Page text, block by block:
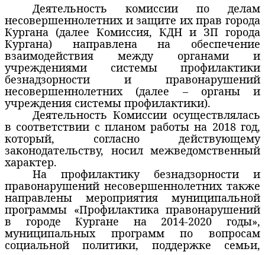
Деятельность комиссии по делам
несовершеннолетних и защите их прав города
Кургана (далее Комиссия, КДН и ЗП города
Кургана) направлена на обеспечение
взаимодействия между органами и
учреждениями системы профилактики
безнадзорности и правонарушений
несовершеннолетних (далее – органы и
учреждения системы профилактики).
Деятельность Комиссии осуществлялась
в соответствии с планом работы на 2018 год,
который, согласно действующему
законодательству, носил межведомственный
характер.
На профилактику безнадзорности и
правонарушений несовершеннолетних также
направлены мероприятия муниципальной
программы «Профилактика правонарушений
в городе Кургане на 2014-2020 годы»,
муниципальных программ по вопросам
социальной политики, поддержке семьи,